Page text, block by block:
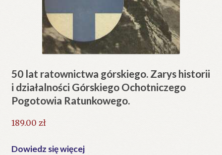
50 lat ratownictwa górskiego. Zarys historii
i działalności Górskiego Ochotniczego
Pogotowia Ratunkowego.
189.00 zł
Dowiedz się więcej